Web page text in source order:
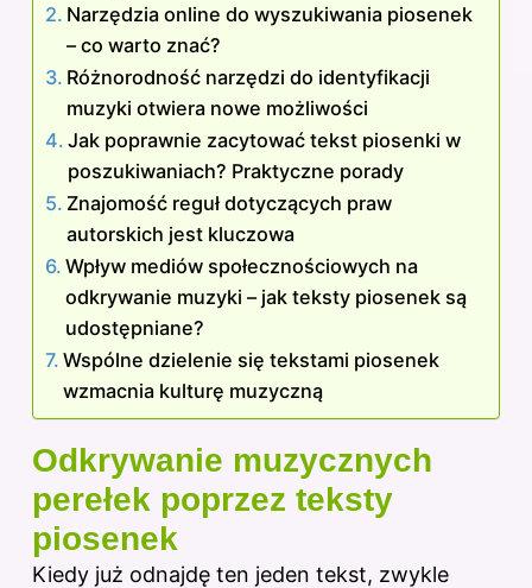
Narzędzia online do wyszukiwania piosenek
– co warto znać?
Różnorodność narzędzi do identyfikacji
muzyki otwiera nowe możliwości
Jak poprawnie zacytować tekst piosenki w
poszukiwaniach? Praktyczne porady
Znajomość reguł dotyczących praw
autorskich jest kluczowa
Wpływ mediów społecznościowych na
odkrywanie muzyki – jak teksty piosenek są
udostępniane?
Wspólne dzielenie się tekstami piosenek
wzmacnia kulturę muzyczną
Odkrywanie muzycznych
perełek poprzez teksty
piosenek
Kiedy już odnajdę ten jeden tekst, zwykle